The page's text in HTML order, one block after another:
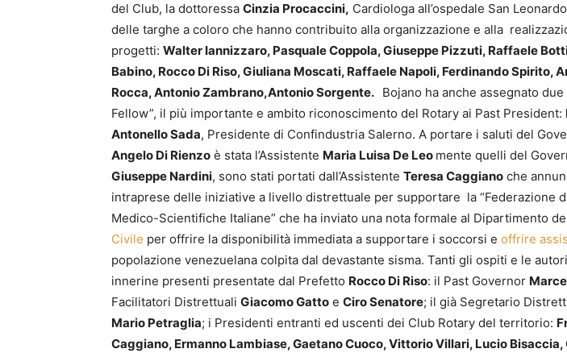
del Club, la dottoressa Cinzia Procaccini, Cardiologa all’ospedale San
delle targhe a coloro che hanno contribuito alla organizzazione e alla
progetti: Walter Iannizzaro, Pasquale Coppola, Giuseppe Pizzuti, Raffaele
Babino, Rocco Di Riso, Giuliana Moscati, Raffaele Napoli, Ferdinando Spirito,
Rocca, Antonio Zambrano,Antonio Sorgente. Bojano ha anche assegnato due
Fellow”, il più importante e ambito riconoscimento del Rotary ai Past President:
Antonello Sada, Presidente di Confindustria Salerno. A portare i saluti del
Angelo Di Rienzo è stata l’Assistente Maria Luisa De Leo mente quelli del
Giuseppe Nardini, sono stati portati dall’Assistente Teresa Caggiano che
intraprese delle iniziative a livello distrettuale per supportare la “Federazione
Medico-Scientifiche Italiane” che ha inviato una nota formale al Dipartimento
Civile per offrire la disponibilità immediata a supportare i soccorsi e offrire
popolazione venezuelana colpita dal devastante sisma. Tanti gli ospiti e le
innerine presenti presentate dal Prefetto Rocco Di Riso: il Past Governor
Facilitatori Distrettuali Giacomo Gatto e Ciro Senatore; il già Segretario
Mario Petraglia; i Presidenti entranti ed uscenti dei Club Rotary del territorio:
Caggiano, Ermanno Lambiase, Gaetano Cuoco, Vittorio Villari, Lucio